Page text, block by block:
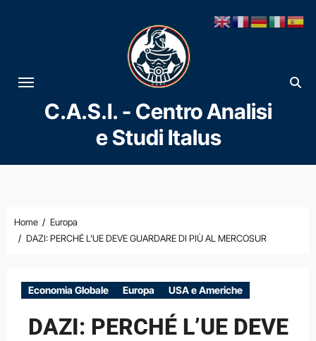
al
contenuto
C.A.S.I. - Centro Analisi
e Studi Italus
Home
Europa
DAZI: PERCHÉ L’UE DEVE GUARDARE DI PIÙ AL MERCOSUR
Economia Globale Europa USA e Americhe
DAZI: PERCHÉ L’UE DEVE